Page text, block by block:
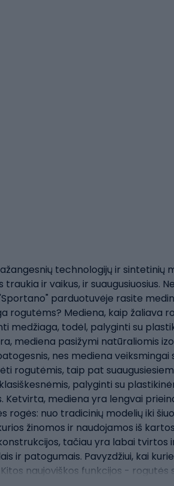
technologijų ir sintetinių
ir vaikus, ir suaugusiuosius.
parduotuvėje rasite
rogutėms? Mediena, kaip žaliava
medžiaga, todėl, palyginti su
mediena pasižymi natūraliomis
nes mediena veiksmingai
rogutėmis, taip pat
palyginti su
mediena yra lengvai
nuo tradicinių modelių iki
žinomos ir naudojamos iš
tačiau yra labai tvirtos
ir patogumais. Pavyzdžiui, kai
naujoviškos funkcijos - rogutės